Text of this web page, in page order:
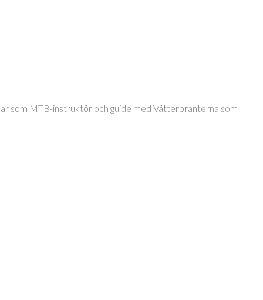
som MTB-instruktör och guide med Vätterbranterna som